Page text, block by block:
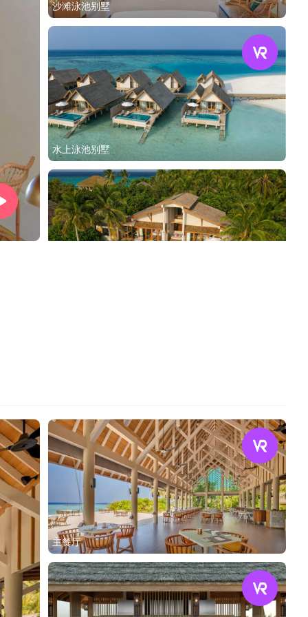
沙滩泳池别墅
水上泳池别墅
沙滩别墅
家庭沙滩泳池别墅（双卧）
主餐厅